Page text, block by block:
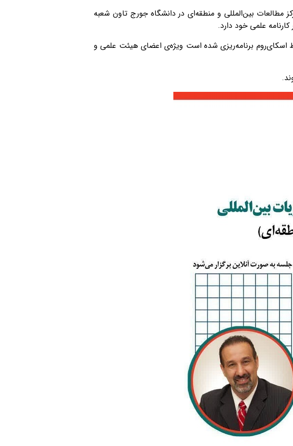
مطالعات بین‌المللی و منطقه‌ای در دانشگاه جورج تاون شعبه
1402 ساعت 17 به صورت برخط و در محیط اسکای‌روم برنامه‌ریزی شده است ویژه‌ی اعضای هیئت علمی و